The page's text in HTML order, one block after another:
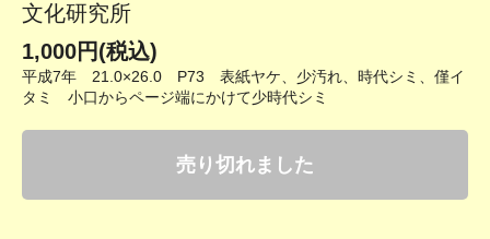
文化研究所
1,000円(税込)
平成7年 21.0×26.0 P73 表紙ヤケ、少汚れ、時代シミ、僅イ
タミ 小口からページ端にかけて少時代シミ
売り切れました